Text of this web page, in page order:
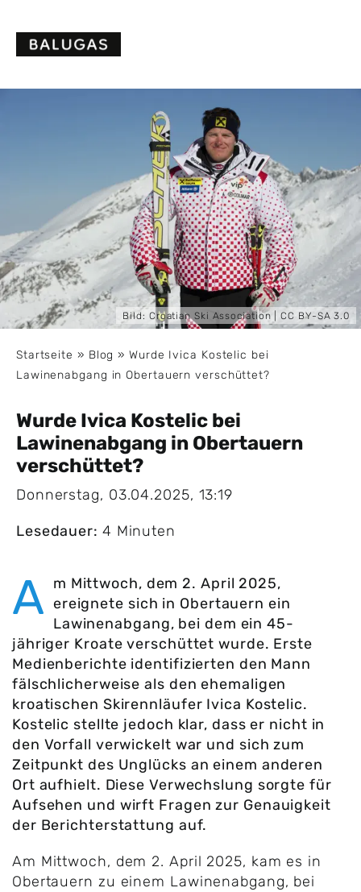
content
Bild: Croatian Ski Association |CC BY-SA 3.0
Startseite » Blog »Wurde Ivica Kostelic bei
Lawinenabgang in Obertauern verschüttet?
Wurde Ivica Kostelic bei
Lawinenabgang in Obertauern
verschüttet?
Donnerstag, 03.04.2025, 13:19
Lesedauer: 4 Minuten
A m Mittwoch, dem 2. April 2025,
ereignete sich in Obertauern ein
Lawinenabgang, bei dem ein 45-
jähriger Kroate verschüttet wurde. Erste
Medienberichte identifizierten den Mann
fälschlicherweise als den ehemaligen
kroatischen Skirennläufer Ivica Kostelic.
Kostelic stellte jedoch klar, dass er nicht in
den Vorfall verwickelt war und sich zum
Zeitpunkt des Unglücks an einem anderen
Ort aufhielt. Diese Verwechslung sorgte für
Aufsehen und wirft Fragen zur Genauigkeit
der Berichterstattung auf.
Am Mittwoch, dem 2. April 2025, kam es in
Obertauern zu einem Lawinenabgang, bei